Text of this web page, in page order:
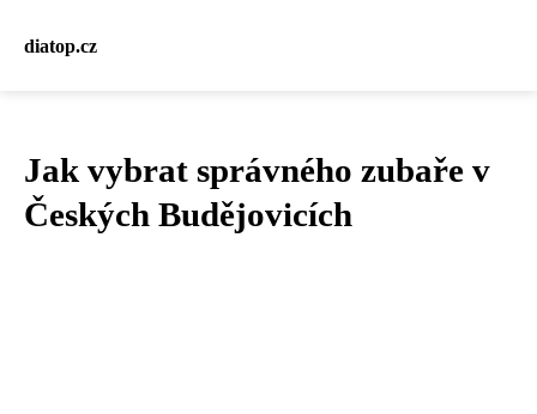
diatop.cz
Jak vybrat správného zubaře v
Českých Budějovicích